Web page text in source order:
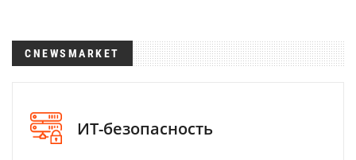
CNEWSMARKET
ИТ-безопасность